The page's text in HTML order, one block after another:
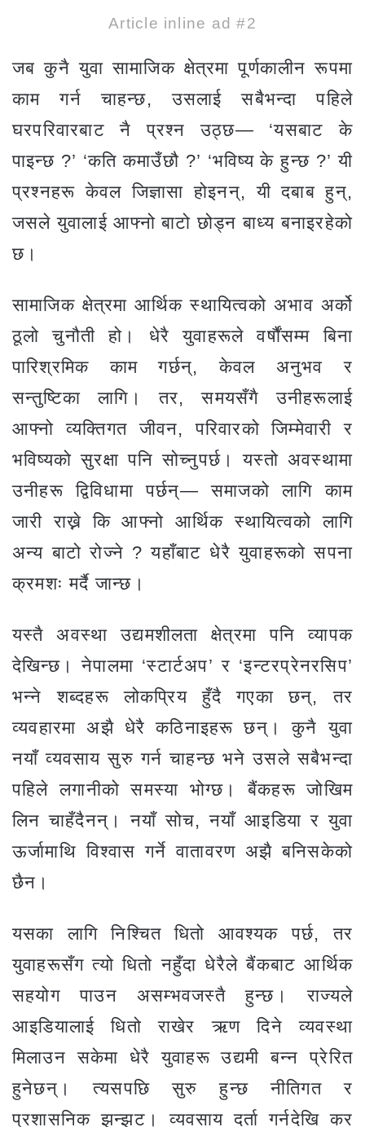
Article inline ad #2
जब कुनै युवा सामाजिक क्षेत्रमा पूर्णकालीन रूपमा
काम गर्न चाहन्छ, उसलाई सबैभन्दा पहिले
घरपरिवारबाट नै प्रश्न उठ्छ— ‘यसबाट के
पाइन्छ ?’ ‘कति कमाउँछौ ?’ ‘भविष्य के हुन्छ ?’ यी
प्रश्नहरू केवल जिज्ञासा होइनन्, यी दबाब हुन्,
जसले युवालाई आफ्नो बाटो छोड्न बाध्य बनाइरहेको
छ।
सामाजिक क्षेत्रमा आर्थिक स्थायित्वको अभाव अर्को
ठूलो चुनौती हो। धेरै युवाहरूले वर्षौंसम्म बिना
पारिश्रमिक काम गर्छन्, केवल अनुभव र
सन्तुष्टिका लागि। तर, समयसँगै उनीहरूलाई
आफ्नो व्यक्तिगत जीवन, परिवारको जिम्मेवारी र
भविष्यको सुरक्षा पनि सोच्नुपर्छ। यस्तो अवस्थामा
उनीहरू द्विविधामा पर्छन्— समाजको लागि काम
जारी राख्ने कि आफ्नो आर्थिक स्थायित्वको लागि
अन्य बाटो रोज्ने ? यहाँबाट धेरै युवाहरूको सपना
क्रमशः मर्दै जान्छ।
यस्तै अवस्था उद्यमशीलता क्षेत्रमा पनि व्यापक
देखिन्छ। नेपालमा ‘स्टार्टअप’ र ‘इन्टरप्रेनरसिप’
भन्ने शब्दहरू लोकप्रिय हुँदै गएका छन्, तर
व्यवहारमा अझै धेरै कठिनाइहरू छन्। कुनै युवा
नयाँ व्यवसाय सुरु गर्न चाहन्छ भने उसले सबैभन्दा
पहिले लगानीको समस्या भोग्छ। बैंकहरू जोखिम
लिन चाहँदैनन्। नयाँ सोच, नयाँ आइडिया र युवा
ऊर्जामाथि विश्वास गर्ने वातावरण अझै बनिसकेको
छैन।
यसका लागि निश्चित धितो आवश्यक पर्छ, तर
युवाहरूसँग त्यो धितो नहुँदा धेरैले बैंकबाट आर्थिक
सहयोग पाउन असम्भवजस्तै हुन्छ। राज्यले
आइडियालाई धितो राखेर ऋण दिने व्यवस्था
मिलाउन सकेमा धेरै युवाहरू उद्यमी बन्न प्रेरित
हुनेछन्। त्यसपछि सुरु हुन्छ नीतिगत र
प्रशासनिक झन्झट। व्यवसाय दर्ता गर्नदेखि कर